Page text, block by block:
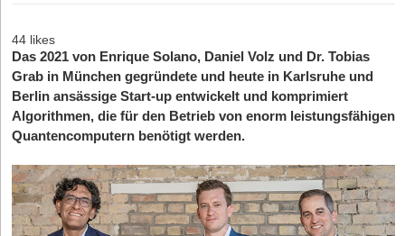
44 likes
Das 2021 von Enrique Solano, Daniel Volz und Dr. Tobias
Grab in München gegründete und heute in Karlsruhe und
Berlin ansässige Start-up entwickelt und komprimiert
Algorithmen, die für den Betrieb von enorm leistungsfähigen
Quantencomputern benötigt werden.